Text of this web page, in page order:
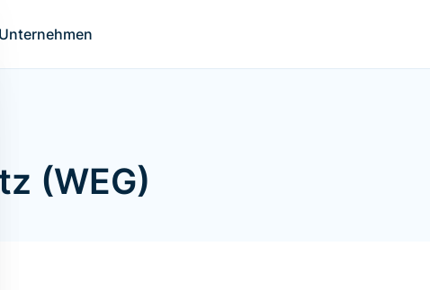
(WEG)